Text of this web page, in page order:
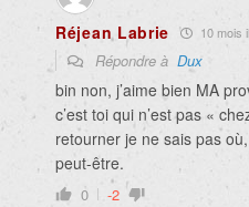
Réjean Labrie 10 mois
Répondre à Dux
bin non, j’aime bien MA
c’est toi qui n’est pas «
retourner je ne sais pas
peut-être.
0 -2